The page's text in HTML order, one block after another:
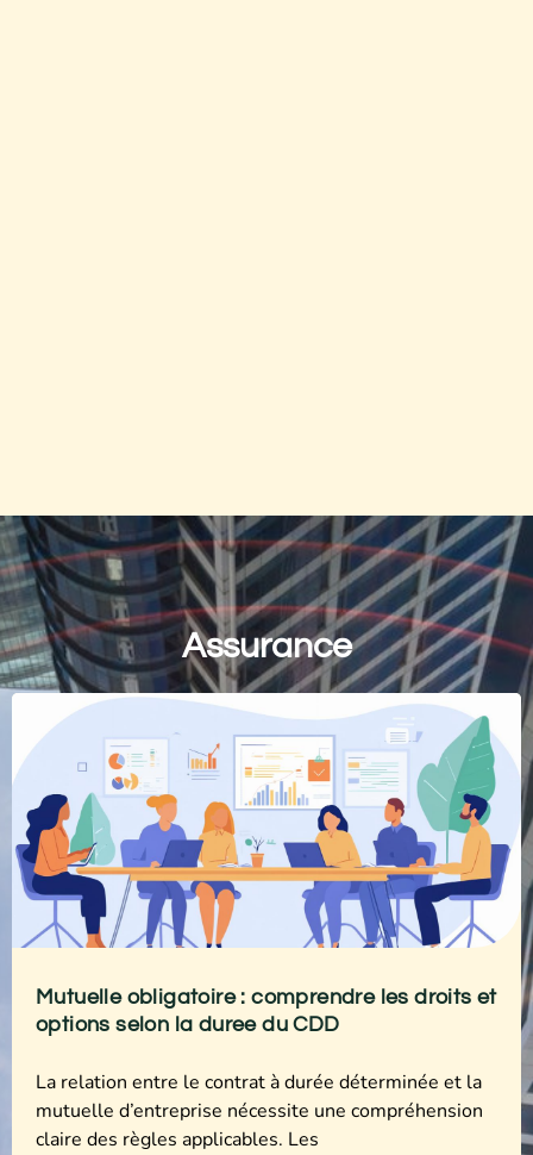
Assurance
Mutuelle obligatoire : comprendre les droits et
options selon la duree du CDD
La relation entre le contrat à durée déterminée et la
mutuelle d’entreprise nécessite une compréhension
claire des règles applicables. Les